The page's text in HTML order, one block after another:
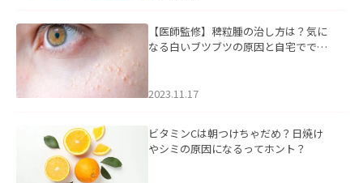
【医師監修】稗粒腫の治し方は？気に
なる白いブツブツの原因と自宅ででき
2023.11.17
ビタミンCは朝つけちゃだめ？日焼け
やシミの原因になるってホント？